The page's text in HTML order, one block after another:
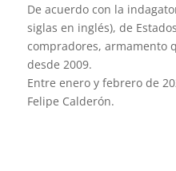
De acuerdo con la
siglas en inglés), de
compradores, armamento
desde 2009.
Entre enero y febrero de
Felipe Calderón.​